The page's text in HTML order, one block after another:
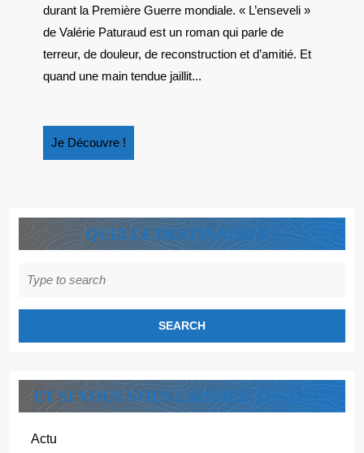
« L’ENSEVELI »
DE
VALÉRIE
PATURAUD
durant la Première Guerre mondiale. « L’enseveli »
de Valérie Paturaud est un roman qui parle de
terreur, de douleur, de reconstruction et d’amitié. Et
quand une main tendue jaillit...
Je Découvre !
Découvre
QUELLE DESTINATION ?
for:
ET SI VOUS VOUS LAISSIEZ TENTER ?
Actu